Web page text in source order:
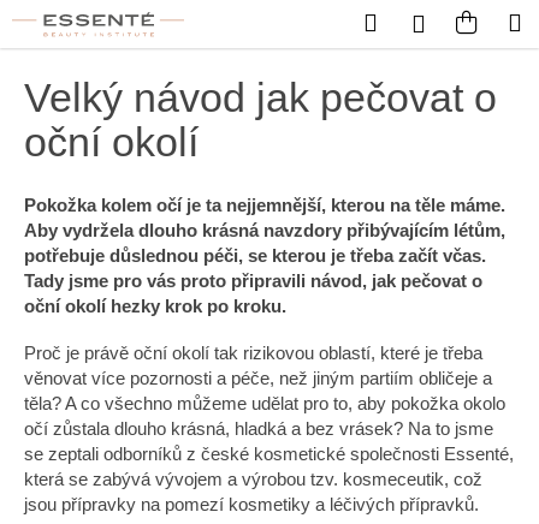
HledatPřihlášení
Velký návod jak pečovat o
oční okolí
Pokožka kolem očí je ta nejjemnější, kterou na těle máme.
Aby vydržela dlouho krásná navzdory přibývajícím létům,
potřebuje důslednou péči, se kterou je třeba začít včas.
Tady jsme pro vás proto připravili návod, jak pečovat o
oční okolí hezky krok po kroku.
Proč je právě oční okolí tak rizikovou oblastí, které je třeba
věnovat více pozornosti a péče, než jiným partiím obličeje a
těla? A co všechno můžeme udělat pro to, aby pokožka okolo
očí zůstala dlouho krásná, hladká a bez vrásek? Na to jsme
se zeptali odborníků z české kosmetické společnosti Essenté,
která se zabývá vývojem a výrobou tzv. kosmeceutik, což
jsou přípravky na pomezí kosmetiky a léčivých přípravků.
Košík
C
o
p
o
t
ř
e
b
u
j
e
t
e